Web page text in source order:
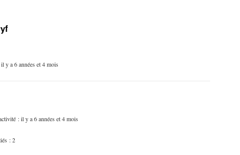
y a 6 années et 4 mois
: il y a 6 années et 4 mois
: 2